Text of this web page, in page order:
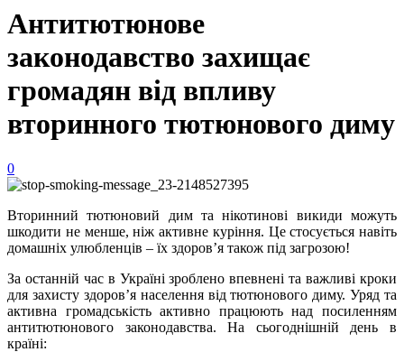
Антитютюнове
законодавство захищає
громадян від впливу
вторинного тютюнового диму
0
Вторинний тютюновий дим та нікотинові викиди можуть
шкодити не менше, ніж активне куріння. Це стосується навіть
домашніх улюбленців – їх здоров’я також під загрозою!
За останній час в Україні зроблено впевнені та важливі кроки
для захисту здоров’я населення від тютюнового диму. Уряд та
активна громадськість активно працюють над посиленням
антитютюнового законодавства. На сьогоднішній день в
країні: